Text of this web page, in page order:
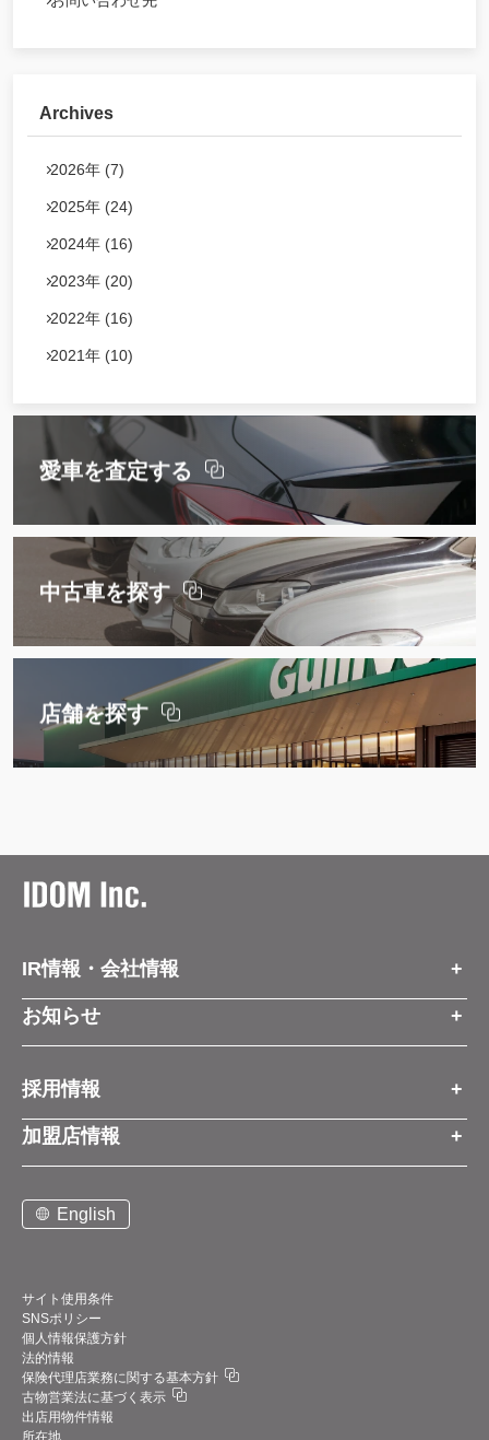
Archives
2026年 (7)
2025年 (24)
2024年 (16)
2023年 (20)
2022年 (16)
2021年 (10)
愛車を査定する
中古車を探す
店舗を探す
IR情報・会社情報
IR情報トップ
会社情報
お知らせ
経営方針
事業展開
中期経営計画
デジタルトランスフォーメーション（DX）
業績・財務情報
四半期データ
お知らせ
プレスリリース
コーポレートブログ
お問い合わせ
採用情報
採用情報トップ
新卒営業職
中途営業職
新卒・中途アフターサービス職
アルバイト
加盟店情報
ご契約までの流れと費用
仕組みメリット
加盟店紹介
お問い合わせ
サポート体制
English
サイト使用条件
SNSポリシー
個人情報保護方針
法的情報
保険代理店業務に関する基本方針
古物営業法に基づく表示
出店用物件情報